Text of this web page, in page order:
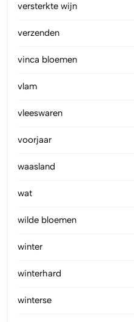
versterkte wijn
verzenden
vinca bloemen
vlam
vleeswaren
voorjaar
waasland
wat
wilde bloemen
winter
winterhard
winterse